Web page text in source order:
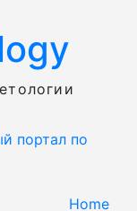
портал по
Home